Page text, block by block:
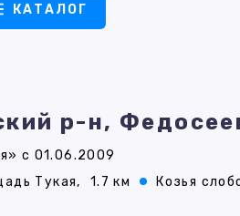
КАТАЛОГ
р-н,
с 01.06.2009
Тукая, 1.7 км Козья